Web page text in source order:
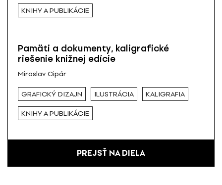
KNIHY A PUBLIKÁCIE
Pamäti a dokumenty, kaligrafické
riešenie knižnej edície
Miroslav Cipár
GRAFICKÝ DIZAJN ILUSTRÁCIA KALIGRAFIA
KNIHY A PUBLIKÁCIE
PREJSŤ NA DIELA